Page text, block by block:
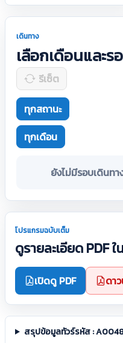
เดินทาง
เลือกเดือนและ
รีเซ็ต
ทุกสถานะ
ทุกเดือน
ยังไม่มีรอบเดินท
โปรแกรมฉบับเต็ม
ดูรายละเอียด PDF
เปิดดู PDF ดา
สรุปข้อมูลทัวร์รหัส :